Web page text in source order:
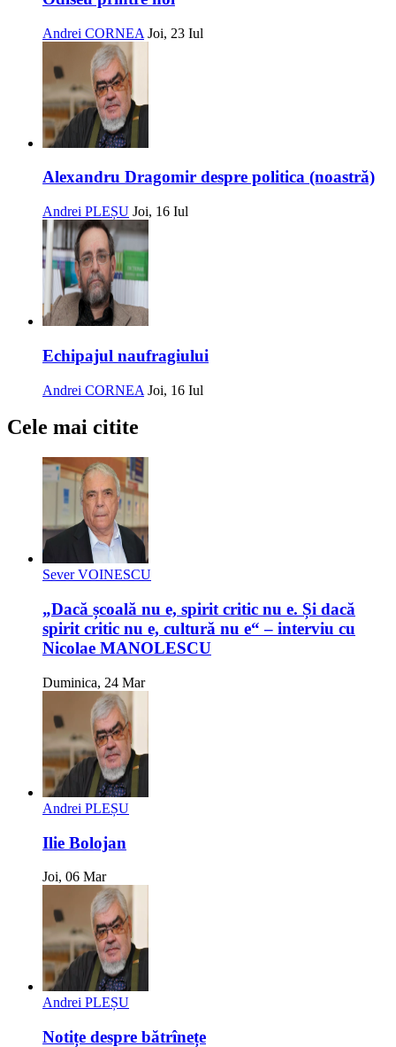
Andrei CORNEA Joi, 23 Iul
Alexandru Dragomir despre politica (noastră)
Andrei PLEȘU Joi, 16 Iul
Echipajul naufragiului
Andrei CORNEA Joi, 16 Iul
Cele mai citite
Sever VOINESCU
„Dacă școală nu e, spirit critic nu e. Și dacă
spirit critic nu e, cultură nu e“ – interviu cu
Nicolae MANOLESCU
Duminica, 24 Mar
Andrei PLEȘU
Ilie Bolojan
Joi, 06 Mar
Andrei PLEȘU
Notițe despre bătrînețe